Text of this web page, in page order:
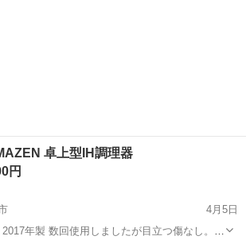
卓上型IH調理器
円
4月5日
年製 数回使用しましたが目立つ傷なし。